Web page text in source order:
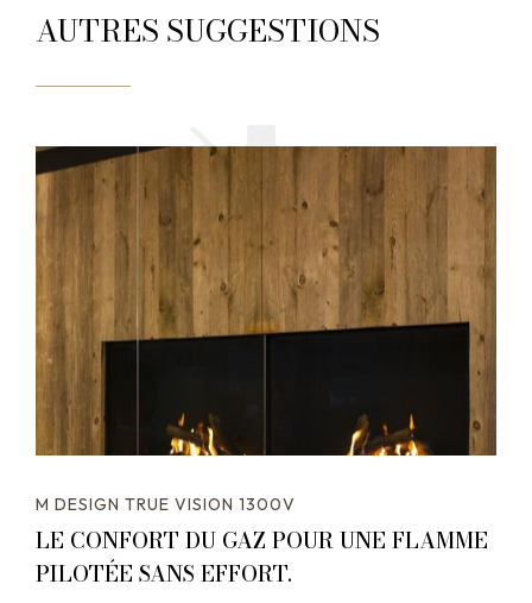
AUTRES SUGGESTIONS
M DESIGN TRUE VISION 1300V
LE CONFORT DU GAZ POUR UNE FLAMME
PILOTÉE SANS EFFORT.